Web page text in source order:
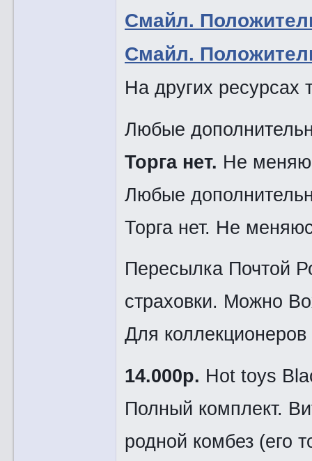
Смaйл.
Смaйл.
На других ресурсах
Любые
Торга нет. Не
Любые
Торга нет. Не
Пересылка Почтой
страховки. Можно
Для
14.000р. Hot toys
Полный комплект.
родной комбез (его